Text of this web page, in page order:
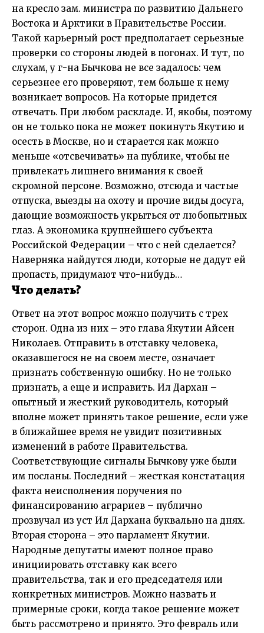
на кресло зам. министра по развитию Дальнего
Востока и Арктики в Правительстве России.
Такой карьерный рост предполагает серьезные
проверки со стороны людей в погонах. И тут, по
слухам, у г-на Бычкова не все задалось: чем
серьезнее его проверяют, тем больше к нему
возникает вопросов. На которые придется
отвечать. При любом раскладе. И, якобы, поэтому
он не только пока не может покинуть Якутию и
осесть в Москве, но и старается как можно
меньше «отсвечивать» на публике, чтобы не
привлекать лишнего внимания к своей
скромной персоне. Возможно, отсюда и частые
отпуска, выезды на охоту и прочие виды досуга,
дающие возможность укрыться от любопытных
глаз. А экономика крупнейшего субъекта
Российской Федерации – что с ней сделается?
Наверняка найдутся люди, которые не дадут ей
пропасть, придумают что-нибудь…
Что делать?
Ответ на этот вопрос можно получить с трех
сторон. Одна из них – это глава Якутии Айсен
Николаев. Отправить в отставку человека,
оказавшегося не на своем месте, означает
признать собственную ошибку. Но не только
признать, а еще и исправить. Ил Дархан –
опытный и жесткий руководитель, который
вполне может принять такое решение, если уже
в ближайшее время не увидит позитивных
изменений в работе Правительства.
Соответствующие сигналы Бычкову уже были
им посланы. Последний – жесткая констатация
факта неисполнения поручения по
финансированию аграриев – публично
прозвучал из уст Ил Дархана буквально на днях.
Вторая сторона – это парламент Якутии.
Народные депутаты имеют полное право
инициировать отставку как всего
правительства, так и его председателя или
конкретных министров. Можно назвать и
примерные сроки, когда такое решение может
быть рассмотрено и принято. Это февраль или